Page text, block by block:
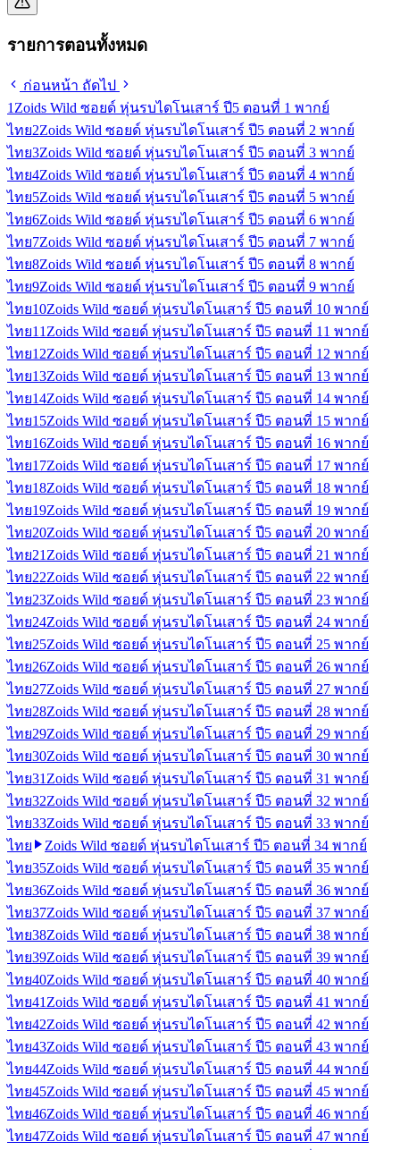
รายการตอนทั้งหมด
ก่อนหน้า ถัดไป
1 Zoids Wild ซอยด์ หุ่นรบไดโนเสาร์ ปี5 ตอนที่ 1 พากย์
ไทย2Zoids Wild ซอยด์ หุ่นรบไดโนเสาร์ ปี5 ตอนที่ 2 พากย์
ไทย3Zoids Wild ซอยด์ หุ่นรบไดโนเสาร์ ปี5 ตอนที่ 3 พากย์
ไทย4Zoids Wild ซอยด์ หุ่นรบไดโนเสาร์ ปี5 ตอนที่ 4 พากย์
ไทย5Zoids Wild ซอยด์ หุ่นรบไดโนเสาร์ ปี5 ตอนที่ 5 พากย์
ไทย6Zoids Wild ซอยด์ หุ่นรบไดโนเสาร์ ปี5 ตอนที่ 6 พากย์
ไทย7Zoids Wild ซอยด์ หุ่นรบไดโนเสาร์ ปี5 ตอนที่ 7 พากย์
ไทย8Zoids Wild ซอยด์ หุ่นรบไดโนเสาร์ ปี5 ตอนที่ 8 พากย์
ไทย9Zoids Wild ซอยด์ หุ่นรบไดโนเสาร์ ปี5 ตอนที่ 9 พากย์
ไทย10Zoids Wild ซอยด์ หุ่นรบไดโนเสาร์ ปี5 ตอนที่ 10 พากย์
ไทย11 Zoids Wild ซอยด์ หุ่นรบไดโนเสาร์ ปี5 ตอนที่ 11 พากย์
ไทย12Zoids Wild ซอยด์ หุ่นรบไดโนเสาร์ ปี5 ตอนที่ 12 พากย์
ไทย13Zoids Wild ซอยด์ หุ่นรบไดโนเสาร์ ปี5 ตอนที่ 13 พากย์
ไทย14Zoids Wild ซอยด์ หุ่นรบไดโนเสาร์ ปี5 ตอนที่ 14 พากย์
ไทย15Zoids Wild ซอยด์ หุ่นรบไดโนเสาร์ ปี5 ตอนที่ 15 พากย์
ไทย16Zoids Wild ซอยด์ หุ่นรบไดโนเสาร์ ปี5 ตอนที่ 16 พากย์
ไทย17Zoids Wild ซอยด์ หุ่นรบไดโนเสาร์ ปี5 ตอนที่ 17 พากย์
ไทย18Zoids Wild ซอยด์ หุ่นรบไดโนเสาร์ ปี5 ตอนที่ 18 พากย์
ไทย19Zoids Wild ซอยด์ หุ่นรบไดโนเสาร์ ปี5 ตอนที่ 19 พากย์
ไทย20Zoids Wild ซอยด์ หุ่นรบไดโนเสาร์ ปี5 ตอนที่ 20 พากย์
ไทย21 Zoids Wild ซอยด์ หุ่นรบไดโนเสาร์ ปี5 ตอนที่ 21 พากย์
ไทย22Zoids Wild ซอยด์ หุ่นรบไดโนเสาร์ ปี5 ตอนที่ 22 พากย์
ไทย23Zoids Wild ซอยด์ หุ่นรบไดโนเสาร์ ปี5 ตอนที่ 23 พากย์
ไทย24Zoids Wild ซอยด์ หุ่นรบไดโนเสาร์ ปี5 ตอนที่ 24 พากย์
ไทย25Zoids Wild ซอยด์ หุ่นรบไดโนเสาร์ ปี5 ตอนที่ 25 พากย์
ไทย26Zoids Wild ซอยด์ หุ่นรบไดโนเสาร์ ปี5 ตอนที่ 26 พากย์
ไทย27Zoids Wild ซอยด์ หุ่นรบไดโนเสาร์ ปี5 ตอนที่ 27 พากย์
ไทย28Zoids Wild ซอยด์ หุ่นรบไดโนเสาร์ ปี5 ตอนที่ 28 พากย์
ไทย29Zoids Wild ซอยด์ หุ่นรบไดโนเสาร์ ปี5 ตอนที่ 29 พากย์
ไทย30Zoids Wild ซอยด์ หุ่นรบไดโนเสาร์ ปี5 ตอนที่ 30 พากย์
ไทย31 Zoids Wild ซอยด์ หุ่นรบไดโนเสาร์ ปี5 ตอนที่ 31 พากย์
ไทย32Zoids Wild ซอยด์ หุ่นรบไดโนเสาร์ ปี5 ตอนที่ 32 พากย์
ไทย33Zoids Wild ซอยด์ หุ่นรบไดโนเสาร์ ปี5 ตอนที่ 33 พากย์
ไทย
Zoids Wild ซอยด์ หุ่นรบไดโนเสาร์ ปี5 ตอนที่ 34 พากย์
ไทย35Zoids Wild ซอยด์ หุ่นรบไดโนเสาร์ ปี5 ตอนที่ 35 พากย์
ไทย36Zoids Wild ซอยด์ หุ่นรบไดโนเสาร์ ปี5 ตอนที่ 36 พากย์
ไทย37Zoids Wild ซอยด์ หุ่นรบไดโนเสาร์ ปี5 ตอนที่ 37 พากย์
ไทย38Zoids Wild ซอยด์ หุ่นรบไดโนเสาร์ ปี5 ตอนที่ 38 พากย์
ไทย39Zoids Wild ซอยด์ หุ่นรบไดโนเสาร์ ปี5 ตอนที่ 39 พากย์
ไทย40Zoids Wild ซอยด์ หุ่นรบไดโนเสาร์ ปี5 ตอนที่ 40 พากย์
ไทย41 Zoids Wild ซอยด์ หุ่นรบไดโนเสาร์ ปี5 ตอนที่ 41 พากย์
ไทย42Zoids Wild ซอยด์ หุ่นรบไดโนเสาร์ ปี5 ตอนที่ 42 พากย์
ไทย43Zoids Wild ซอยด์ หุ่นรบไดโนเสาร์ ปี5 ตอนที่ 43 พากย์
ไทย44Zoids Wild ซอยด์ หุ่นรบไดโนเสาร์ ปี5 ตอนที่ 44 พากย์
ไทย45Zoids Wild ซอยด์ หุ่นรบไดโนเสาร์ ปี5 ตอนที่ 45 พากย์
ไทย46Zoids Wild ซอยด์ หุ่นรบไดโนเสาร์ ปี5 ตอนที่ 46 พากย์
ไทย47Zoids Wild ซอยด์ หุ่นรบไดโนเสาร์ ปี5 ตอนที่ 47 พากย์